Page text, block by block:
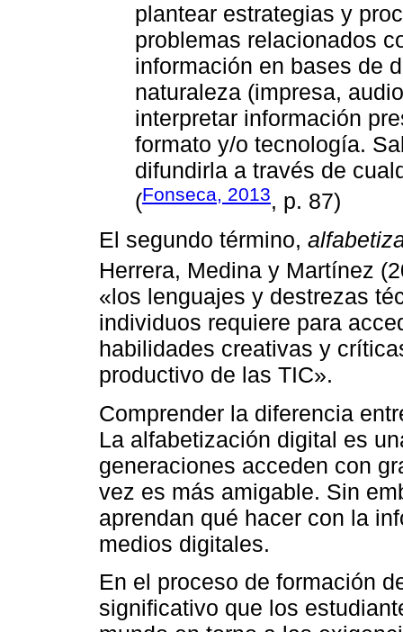
plantear estrategias y
problemas relacionados
información en bases de
naturaleza (impresa,
interpretar información
formato y/o tecnología.
difundirla a través de
(Fonseca, 2013, p. 87)
El segundo término,
Herrera, Medina y Martínez
«los lenguajes y destrezas
individuos requiere para
habilidades creativas y
productivo de las TIC».
Comprender la diferencia
La alfabetización digital es
generaciones acceden con
vez es más amigable. Sin
aprendan qué hacer con la
medios digitales.
En el proceso de formación
significativo que los